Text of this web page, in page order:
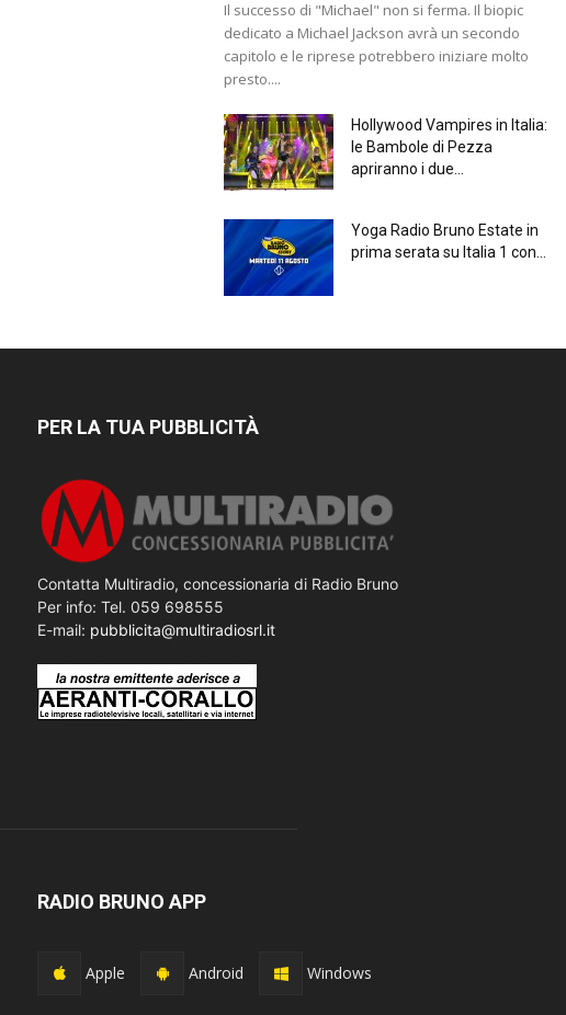
Il successo di "Michael" non si ferma. Il biopic
dedicato a Michael Jackson avrà un secondo
capitolo e le riprese potrebbero iniziare molto
presto....
Hollywood Vampires in Italia:
le Bambole di Pezza
apriranno i due...
Yoga Radio Bruno Estate in
prima serata su Italia 1 con...
PER LA TUA PUBBLICITÀ
Contatta Multiradio, concessionaria di Radio Bruno
Per info: Tel. 059 698555
E-mail: pubblicita@multiradiosrl.it
RADIO BRUNO APP
Apple Android Windows